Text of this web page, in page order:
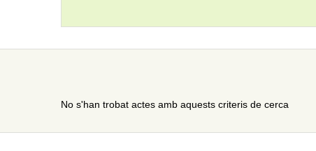
No s'han trobat actes amb aquests criteris de cerca